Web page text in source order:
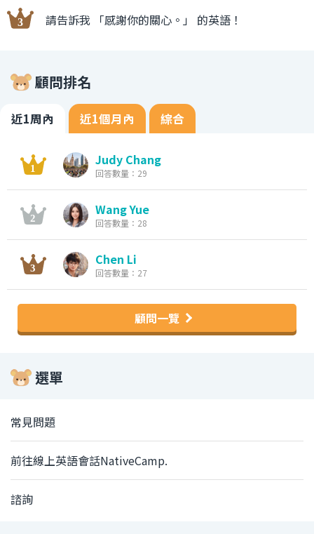
請告訴我 「感謝你的關心。」 的英語！
顧問排名
近1周內 近1個月內 綜合
Judy Chang
回答數量：29
Wang Yue
回答數量：28
Chen Li
回答數量：27
顧問一覽
選單
常見問題
前往線上英語會話NativeCamp.
諮詢